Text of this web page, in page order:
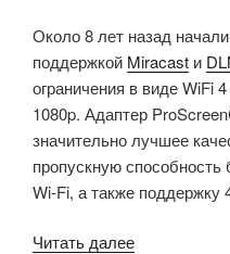
Около 8 лет назад
поддержкой Miracast и
ограничения в виде WiFi
1080p. Адаптер
значительно лучшее
пропускную
Wi-Fi, а также поддержку
Читать далее«Адаптер